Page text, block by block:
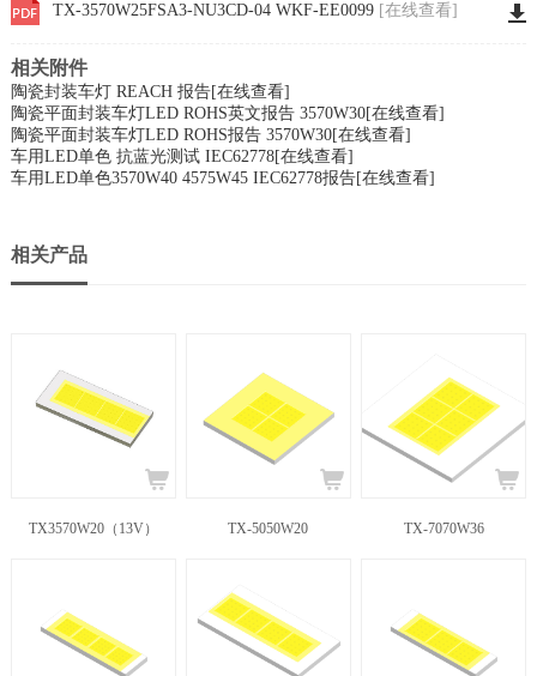
TX-3570W25FSA3-NU3CD-04 WKF-EE0099 [在线查看]
相关附件
陶瓷封装车灯 REACH 报告[在线查看]
陶瓷平面封装车灯LED ROHS英文报告 3570W30[在线查看]
陶瓷平面封装车灯LED ROHS报告 3570W30[在线查看]
车用LED单色 抗蓝光测试 IEC62778[在线查看]
车用LED单色3570W40 4575W45 IEC62778报告[在线查看]
相关产品
TX3570W20（13V） TX-5050W20 TX-7070W36